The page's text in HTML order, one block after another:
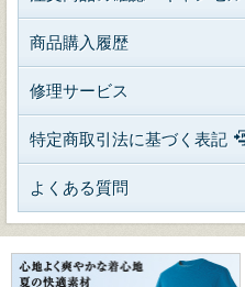
商品購入履歴
修理サービス
特定商取引法に基づく表記
よくある質問